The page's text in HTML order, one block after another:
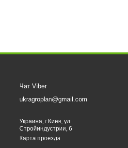
Чат Viber
ukragroplan@gmail.com
Украина, г.Киев, ул.
Стройиндустрии, 6
Карта проезда